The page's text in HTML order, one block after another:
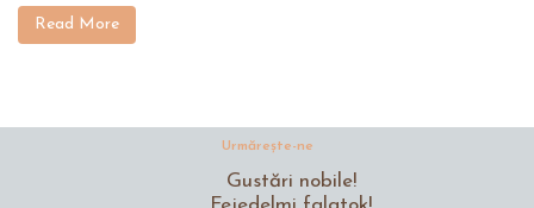
Read More
Urmăreşte-ne
Gustări nobile!